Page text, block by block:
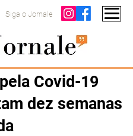
Siga o Jornale
Covid-19
dez semanas